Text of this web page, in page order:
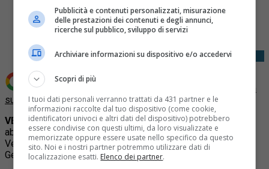
Share
Tweet
Aggiungi Quotidiano Piemontese come
Fonte preferita
su Google
VERCELLI –Due cagnoline di razza rottweiler e bull terrier,
abbandonate in una casa disabitata da 4 mesi nei pressi di
Vercelli, sono state portate in salvo dalle guardie zoofile
Gepa, in collaborazione con la Polizia Locale.
Pubblicità e contenuti personalizzati, misurazione
delle prestazioni dei contenuti e degli annunci,
ricerche sul pubblico, sviluppo di servizi
Archiviare informazioni su dispositivo e/o accedervi
Scopri di più
I tuoi dati personali verranno trattati da 431 partner e le
informazioni raccolte dal tuo dispositivo (come cookie,
identificatori univoci e altri dati del dispositivo) potrebbero
essere condivise con questi ultimi, da loro visualizzate e
memorizzate oppure essere usate nello specifico da questo
sito. Noi e i nostri partner potremmo utilizzare dati di
localizzazione esatti. Elenco dei partner.